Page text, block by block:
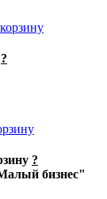
?
?
бизнес"